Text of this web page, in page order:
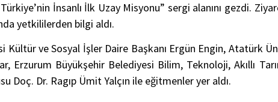
İnsanlı İlk Uzay Misyonu” sergi alanını gezdi.
yetkililerden bilgi aldı.
Kültür ve Sosyal İşler Daire Başkanı Ergün Engin, Atatürk
Erzurum Büyükşehir Belediyesi Bilim, Teknoloji, Akıllı
Doç. Dr. Ragıp Ümit Yalçın ile eğitmenler yer aldı.